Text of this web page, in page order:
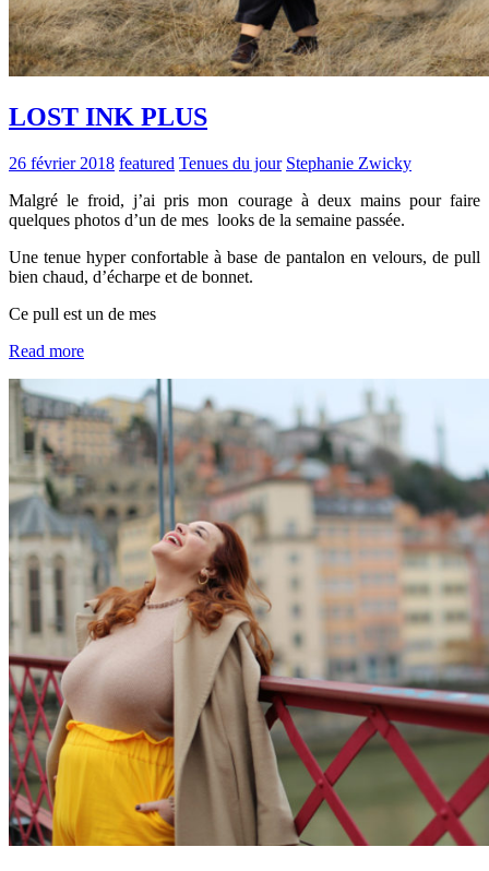
LOST INK PLUS
26 février 2018 featured Tenues du jour Stephanie Zwicky
Malgré le froid, j’ai pris mon courage à deux mains pour faire
quelques photos d’un de mes looks de la semaine passée.
Une tenue hyper confortable à base de pantalon en velours, de pull
bien chaud, d’écharpe et de bonnet.
Ce pull est un de mes
Read more